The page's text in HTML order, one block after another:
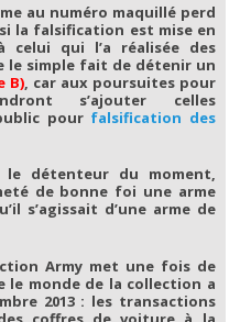
au numéro maquillé perd
la falsification est mise en
celui qui l’a réalisée des
le simple fait de détenir un
B), car aux poursuites pour
s’ajouter celles
pour falsification des
le détenteur du moment,
de bonne foi une arme
s’agissait d’une arme de
Army met une fois de
le monde de la collection a
2013 : les transactions